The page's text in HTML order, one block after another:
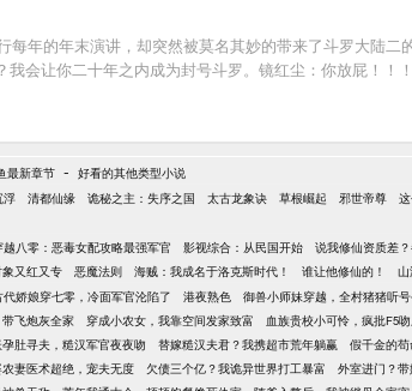
每年的年末演讲，却突然被莫名其妙的带来了斗罗大陆
我会让你二十年之内成为封号斗罗。镜红尘：你放
最新章节 - 好看的其他类型小说
浮 清都仙缘 诡秘之主：失序之国 太古龙象诀 草根崛起 邪世帝尊
越八零：恶毒女配攻略最强军官 影视综合：从民国开始 说我修仙资质差
又红又专 恶魔法则 海贼：我成名于洛克斯时代！ 谁让他修仙的！
代娇娘穿七零，冷面军官沦陷了 港夜熟色 御兽小师妹穿越，全村猪猪听
飞炮灰全家 穿成小农女，我靠空间发家致富 血族贵校小可怜，疯批F5
肚寻夫，糙汉军官夜夜吻 替嫁糙汉夫君？我携超市荒年躺赢 假千金的苟
农妻医术超绝，宠夫无度 欠债三个亿？我诡异世界打工暴富 外室进门？